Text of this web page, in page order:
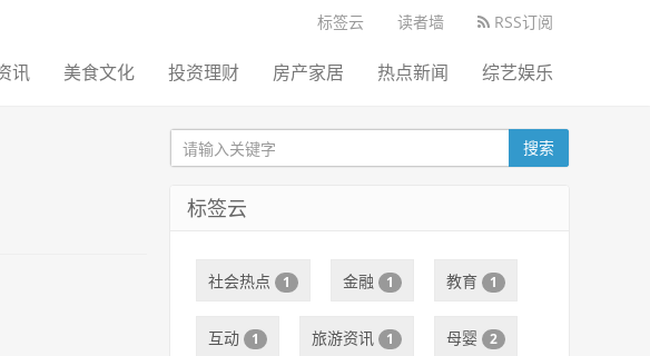
标签云 读者墙 RSS订阅
讯 美食文化 投资理财 房产家居 热点新闻 综艺娱乐
搜索
标签云
社会热点 1 金融 1 教育 1
互动 1 旅游资讯 1 母婴 2